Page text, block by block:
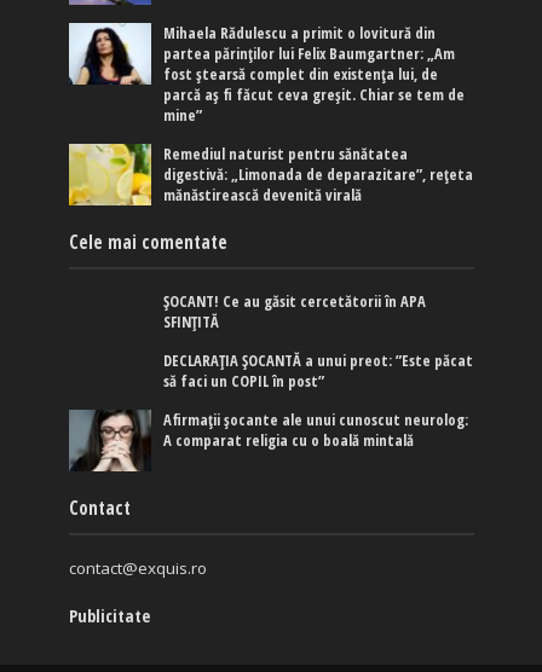
Mihaela Rădulescu a primit o lovitură din
partea părinților lui Felix Baumgartner: „Am
fost ștearsă complet din existența lui, de
parcă aș fi făcut ceva greșit. Chiar se tem de
mine”
Remediul naturist pentru sănătatea
digestivă: „Limonada de deparazitare”, rețeta
mănăstirească devenită virală
Cele mai comentate
ȘOCANT! Ce au găsit cercetătorii în APA
SFINȚITĂ
DECLARAȚIA ȘOCANTĂ a unui preot: ”Este păcat
să faci un COPIL în post”
Afirmaţii şocante ale unui cunoscut neurolog:
A comparat religia cu o boală mintală
Contact
contact@exquis.ro
Publicitate